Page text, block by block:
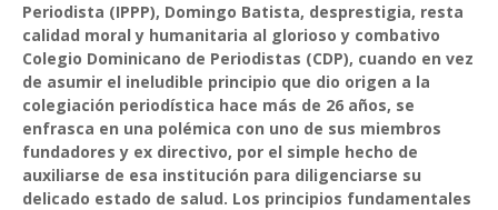
Periodista (IPPP), Domingo Batista, desprestigia, resta
calidad moral y humanitaria al glorioso y combativo
Colegio Dominicano de Periodistas (CDP), cuando en vez
de asumir el ineludible principio que dio origen a la
colegiación periodística hace más de 26 años, se
enfrasca en una polémica con uno de sus miembros
fundadores y ex directivo, por el simple hecho de
auxiliarse de esa institución para diligenciarse su
delicado estado de salud. Los principios fundamentales